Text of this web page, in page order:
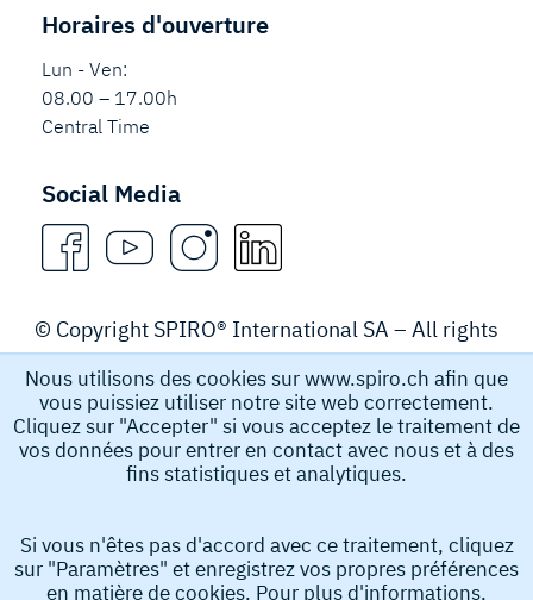
Horaires d'ouverture
Lun - Ven:
08.00 – 17.00h
Central Time
Social Media
© Copyright SPIRO® International SA – All rights
reserved.
Legal Notice
Spiro International SA recueille et stocke des données à
mail et le numéro de téléphone que vous soumettez afin
d’obtenir des informations de notre part. Ces données à
Nous utilisons des cookies sur www.spiro.ch afin que
vous puissiez utiliser notre site web correctement.
Cliquez sur "Accepter" si vous acceptez le traitement de
vos données pour entrer en contact avec nous et à des
fins statistiques et analytiques.
Si vous n'êtes pas d'accord avec ce traitement, cliquez
sur "Paramètres" et enregistrez vos propres préférences
en matière de cookies. Pour plus d'informations,